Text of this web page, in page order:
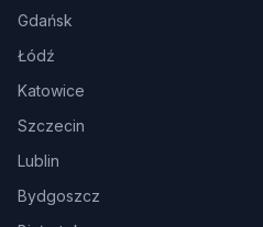
Gdańsk
Łódź
Katowice
Szczecin
Lublin
Bydgoszcz